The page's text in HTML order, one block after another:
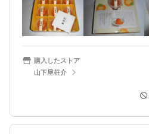
購入したストア
山下屋荘介